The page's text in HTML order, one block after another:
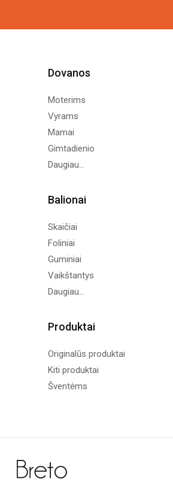
Dovanos
Moterims
Vyrams
Mamai
Gimtadienio
Daugiau...
Balionai
Skaičiai
Foliniai
Guminiai
Vaikštantys
Daugiau...
Produktai
Originalūs produktai
Kiti produktai
Šventėms